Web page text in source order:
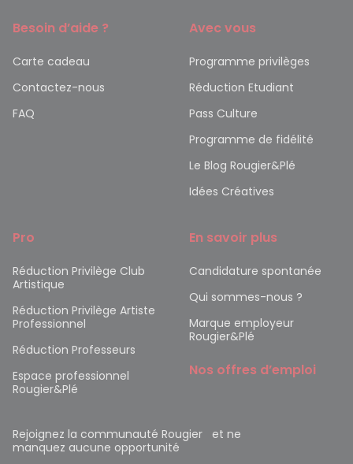
Besoin d’aide ?
Carte cadeau
Contactez-nous
FAQ
Avec vous
Programme privilèges
Réduction Etudiant
Pass Culture
Programme de fidélité
Le Blog Rougier&Plé
Idées Créatives
Pro
Réduction Privilège Club
Artistique
Réduction Privilège Artiste
Professionnel
Réduction Professeurs
Espace professionnel
Rougier&Plé
En savoir plus
Candidature spontanée
Qui sommes-nous ?
Marque employeur
Rougier&Plé
Nos offres d’emploi
Rejoignez la communauté Rougier et ne
manquez aucune opportunité